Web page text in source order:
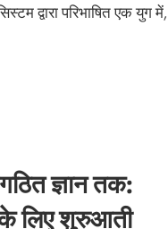
द्वारा परिभाषित एक युग में,
ज्ञान तक:
के लिए शुरुआती